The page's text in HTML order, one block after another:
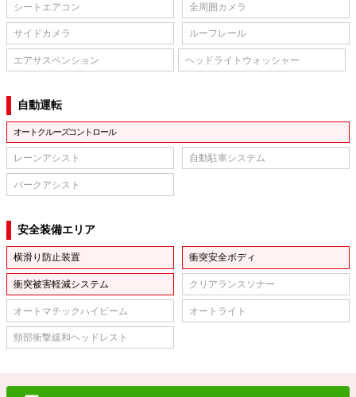
シートエアコン 全周囲カメラ
サイドカメラ ルーフレール
エアサスペンション ヘッドライトウォッシャー
自動運転
オートクルーズコントロール
レーンアシスト 自動駐車システム
パークアシスト
安全装備エリア
横滑り防止装置 衝突安全ボディ
衝突被害軽減システム クリアランスソナー
オートマチックハイビーム オートライト
頸部衝撃緩和ヘッドレスト